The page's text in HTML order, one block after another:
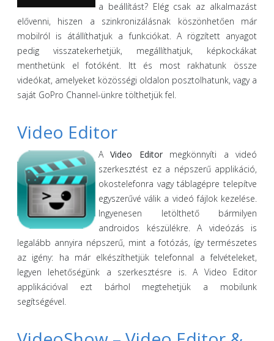
a beállítást? Elég csak az alkalmazást
elővenni, hiszen a szinkronizálásnak köszönhetően már
mobilról is átállíthatjuk a funkciókat. A rögzített anyagot
pedig visszatekerhetjük, megállíthatjuk, képkockákat
menthetünk el fotóként. Itt és most rakhatunk össze
videókat, amelyeket közösségi oldalon posztolhatunk, vagy a
saját GoPro Channel-ünkre tölthetjük fel.
Video Editor
AVideo Editormegkönnyíti a videó
szerkesztést ez a népszerű applikáció,
okostelefonra vagy táblagépre telepítve
egyszerűvé válik a videó fájlok kezelése.
Ingyenesen letölthető bármilyen
androidos készülékre. A videózás is
legalább annyira népszerű, mint a fotózás, így természetes
az igény: ha már elkészíthetjük telefonnal a felvételeket,
legyen lehetőségünk a szerkesztésre is. A Video Editor
applikációval ezt bárhol megtehetjük a mobilunk
segítségével.